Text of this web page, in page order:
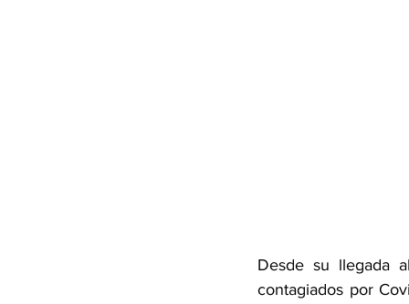
Desde su llegada
contagiados por